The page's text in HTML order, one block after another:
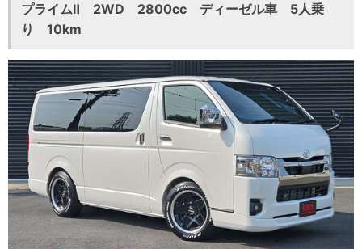
プライムⅡ 2WD 2800cc ディーゼル車 5人乗
り 10km